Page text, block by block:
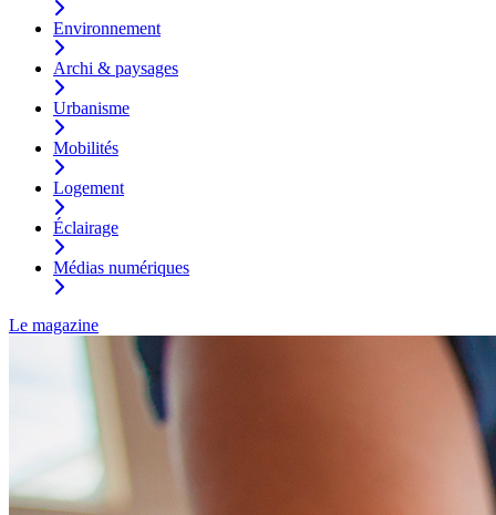
Environnement
Archi & paysages
Urbanisme
Mobilités
Logement
Éclairage
Médias numériques
Le magazine